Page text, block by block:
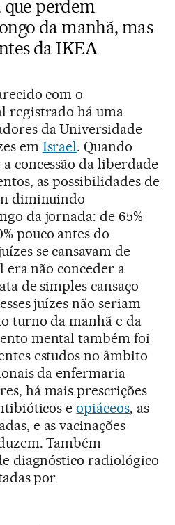
que perdem
da manhã, mas
da IKEA
com o
registrado há uma
da Universidade
em Israel. Quando
concessão da liberdade
as possibilidades de
diminuindo
da jornada: de 65%
pouco antes do
se cansavam de
era não conceder a
de simples cansaço
juízes não seriam
turno da manhã e da
mental também foi
estudos no âmbito
da enfermaria
há mais prescrições
eopiáceos, as
e as vacinações
Também
diagnóstico radiológico
por